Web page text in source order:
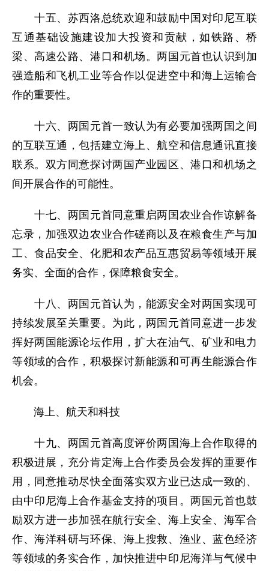
十五、苏西洛总统欢迎和鼓励中国对印尼互联
互通基础设施建设加大投资和贡献，如铁路、桥
梁、高速公路、港口和机场。两国元首也认识到加
强造船和飞机工业等合作以促进空中和海上运输合
作的重要性。
十六、两国元首一致认为有必要加强两国之间
的互联互通，包括建立海上、航空和信息通讯直接
联系。双方同意探讨两国产业园区、港口和机场之
间开展合作的可能性。
十七、两国元首同意重启两国农业合作谅解备
忘录，加强双边农业合作磋商以及在粮食生产与加
工、食品安全、化肥和农产品互惠贸易等领域开展
务实、全面的合作，保障粮食安全。
十八、两国元首认为，能源安全对两国实现可
持续发展至关重要。为此，两国元首同意进一步发
挥好两国能源论坛作用，扩大在油气、矿业和电力
等领域的合作，积极探讨新能源和可再生能源合作
机会。
海上、航天和科技
十九、两国元首高度评价两国海上合作取得的
积极进展，充分肯定海上合作委员会发挥的重要作
用，同意推动尽快全面落实双方业已达成一致的、
由中印尼海上合作基金支持的项目。两国元首也鼓
励双方进一步加强在航行安全、海上安全、海军合
作、海洋科研与环保、海上搜救、渔业、蓝色经济
等领域的务实合作，加快推进中印尼海洋与气候中